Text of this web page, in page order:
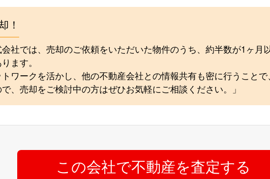
！
会社では、売却のご依頼をいただいた物件のうち、約半数が1ヶ月
ます。
ワークを活かし、他の不動産会社との情報共有も密に行うことで
、売却をご検討中の方はぜひお気軽にご相談ください。」